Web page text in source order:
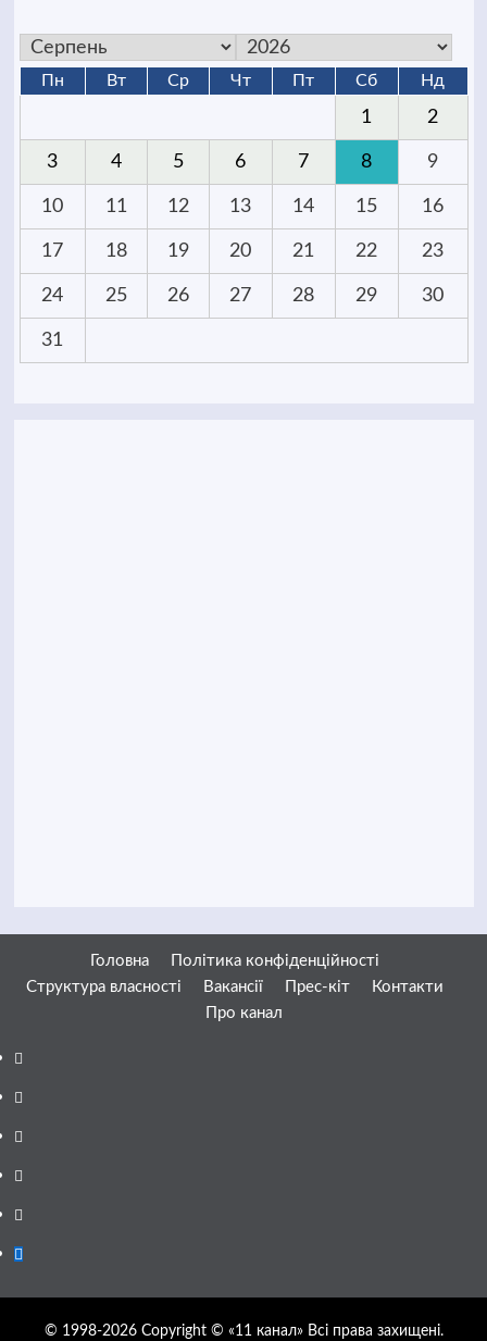
Пн Вт Ср Чт Пт Сб Нд
1 2
3 4 5 6 7 8 9
10 11 12 13 14 15 16
17 18 19 20 21 22 23
24 25 26 27 28 29 30
31
Головна
Політика конфіденційності
Структура власності
Вакансії Прес-кіт
Контакти
Про канал
Facebook
YouTube
Telegram
Instagram
Twitter
Google
© 1998-2026 Copyright © «11 канал» Всі права захищені.